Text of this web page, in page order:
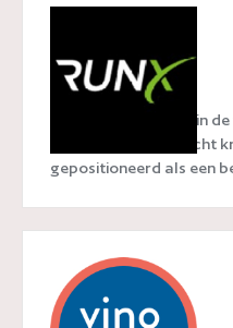
RunX
RunX, een naam die in
steeds meer aandacht
gepositioneerd als een